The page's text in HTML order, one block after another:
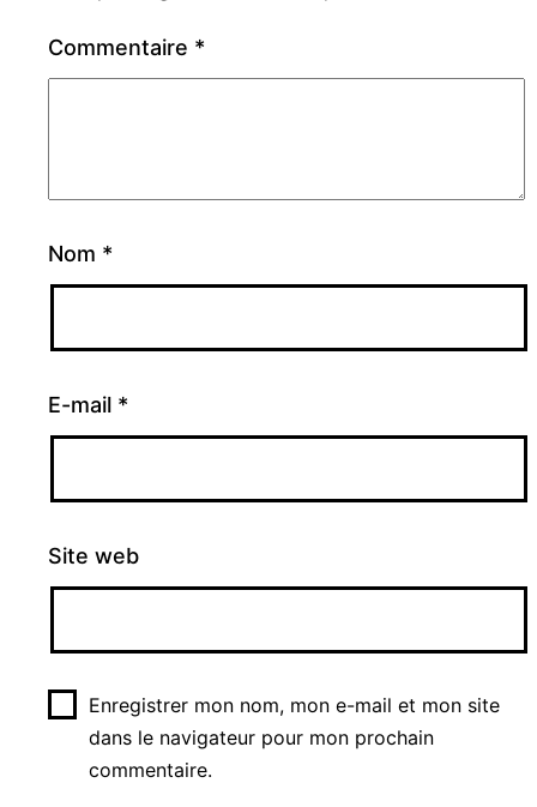
Commentaire *
Nom *
E-mail *
Site web
Enregistrer mon nom, mon e-mail et mon site
dans le navigateur pour mon prochain
commentaire.